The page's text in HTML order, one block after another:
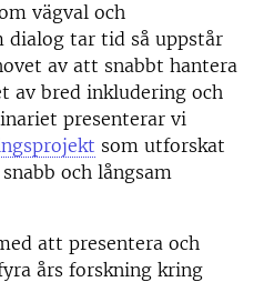
vägval och
dialog tar tid så uppstår
av att snabbt hantera
av bred inkludering och
presenterar vi
som utforskat
och långsam
att presentera och
års forskning kring